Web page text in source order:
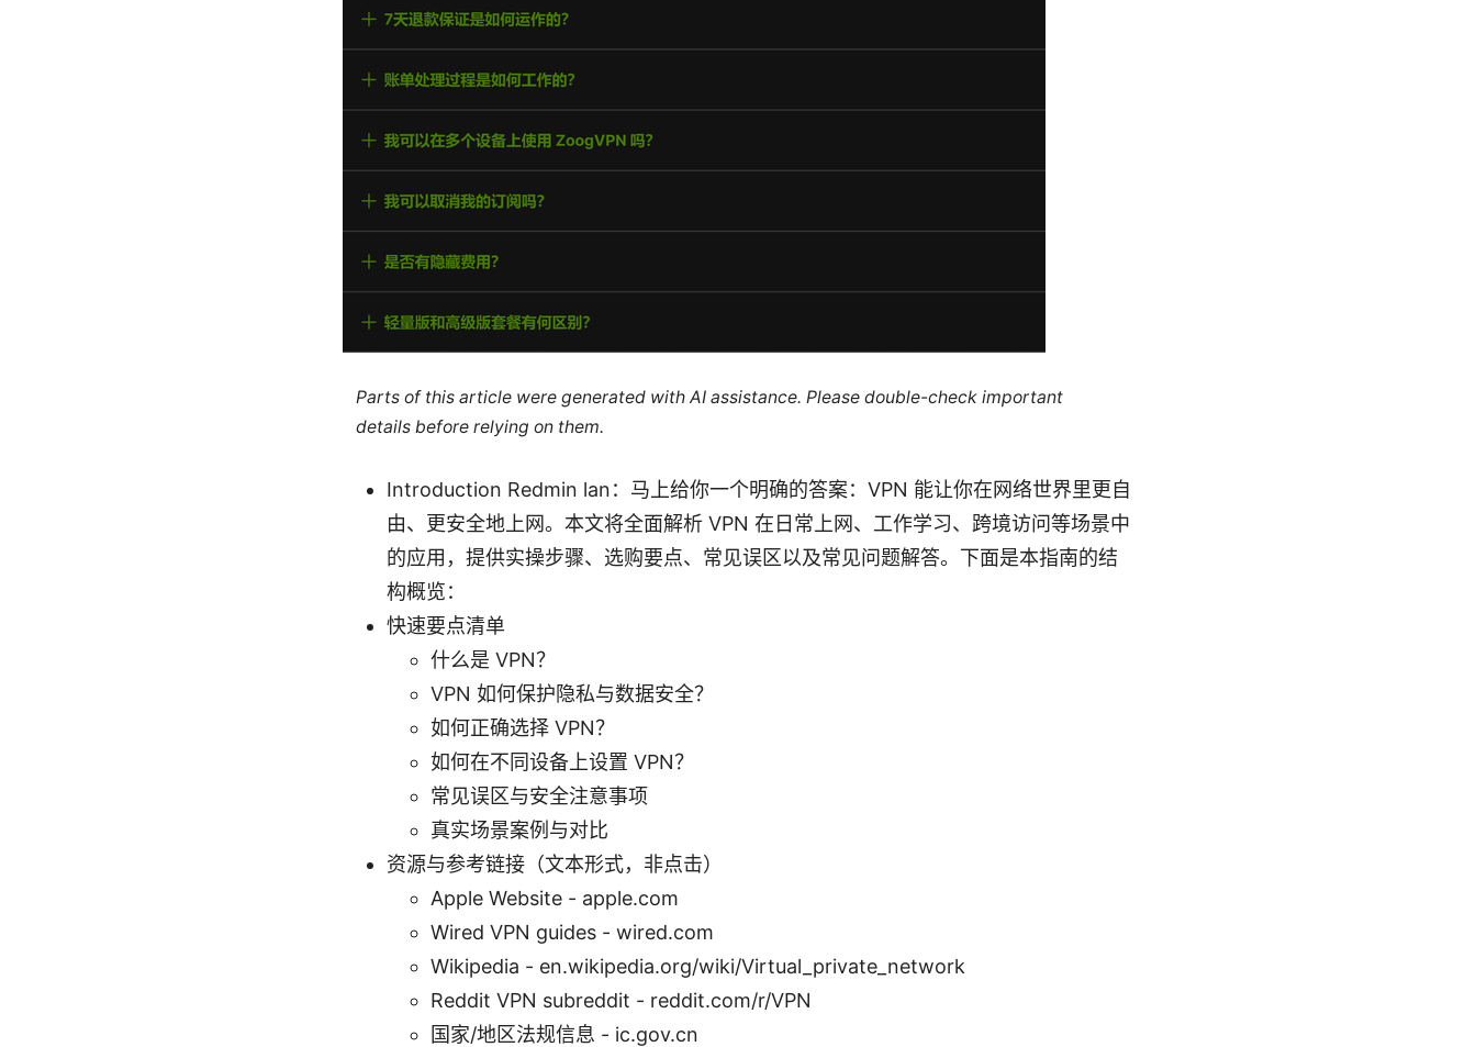
Parts of this article were generated with AI assistance. Please double-check important
details before relying on them.
Introduction Redmin lan：马上给你一个明确的答案：VPN 能让你在网络世界里更自
由、更安全地上网。本文将全面解析 VPN 在日常上网、工作学习、跨境访问等场景中
的应用，提供实操步骤、选购要点、常见误区以及常见问题解答。下面是本指南的结
构概览：
快速要点清单
什么是 VPN？
VPN 如何保护隐私与数据安全？
如何正确选择 VPN？
如何在不同设备上设置 VPN？
常见误区与安全注意事项
真实场景案例与对比
资源与参考链接（文本形式，非点击）
Apple Website - apple.com
Wired VPN guides - wired.com
Wikipedia - en.wikipedia.org/wiki/Virtual_private_network
Reddit VPN subreddit - reddit.com/r/VPN
国家/地区法规信息 - ic.gov.cn